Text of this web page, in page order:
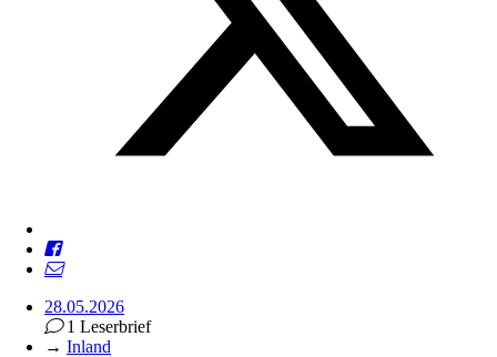
28.05.2026
1 Leserbrief
→ Inland